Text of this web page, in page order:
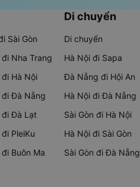
Sài Gòn
Nha Trang
Hà Nội
đi Đà Nẵng
đi Đà Lạt
PleiKu
Buôn Ma
Di chuyển
Di chuyển
Hà Nội đi Sapa
Đà Nẵng đi Hội An
Hà Nội đi Đà Nẵng
Sài Gòn đi Hà Nội
Hà Nội đi Sài Gòn
Sài Gòn đi Đà Nẵng